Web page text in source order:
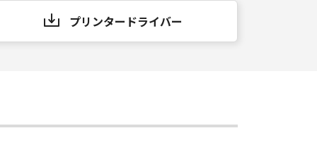
プリンタードライバー